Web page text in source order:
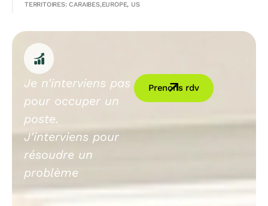
TERRITOIRES: CARAIBES,EUROPE, US
Je n'interviens pas
pour occuper un
poste.
J'interviens pour
résoudre un
problème
Prenons rdv